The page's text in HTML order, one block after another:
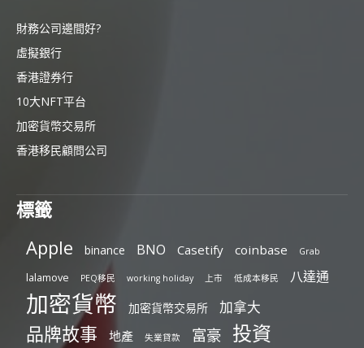
財務公司邊間好?
虛擬銀行
香港證券行
10大NFT平台
加密貨幣交易所
香港移民顧問公司
標籤
Apple binance BNO Casetify coinbase Grab
lalamove PEQ移民 working holiday 上市 低成本移民 八達通
加密貨幣 加密貨幣交易所 加拿大
品牌故事 地產 失業貸款 富豪 投資